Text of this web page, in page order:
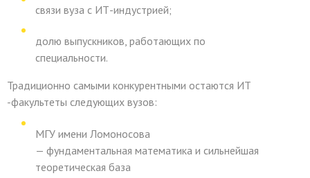
связи вуза с ИТ-индустрией;
долю выпускников, работающих по
специальности.
Традиционно самыми конкурентными остаются ИТ
-факультеты следующих вузов:
МГУ имени Ломоносова
— фундаментальная математика и сильнейшая
теоретическая база